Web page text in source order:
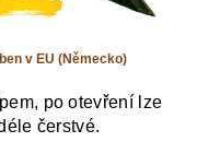
v EU (Německo)
po otevření lze
čerstvé.